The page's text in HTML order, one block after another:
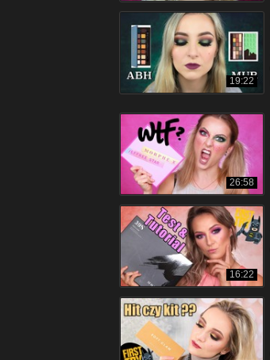
19:22
26:58
16:22